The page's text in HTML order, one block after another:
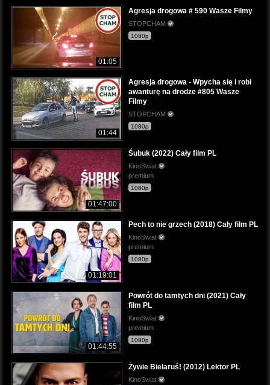
01:05
Agresja drogowa # 590 Wasze Filmy
STOPCHAM
1080p
01:44
Agresja drogowa - Wpycha się i robi
awanturę na drodze #805 Wasze
Filmy
STOPCHAM
1080p
01:47:00
Śubuk (2022) Cały film PL
KinoSwiat
premium
1080p
01:19:01
Pech to nie grzech (2018) Cały film PL
KinoSwiat
premium
1080p
01:44:55
Powrót do tamtych dni (2021) Cały
film PL
KinoSwiat
premium
1080p
Żywie Biełaruś! (2012) Lektor PL
KinoSwiat